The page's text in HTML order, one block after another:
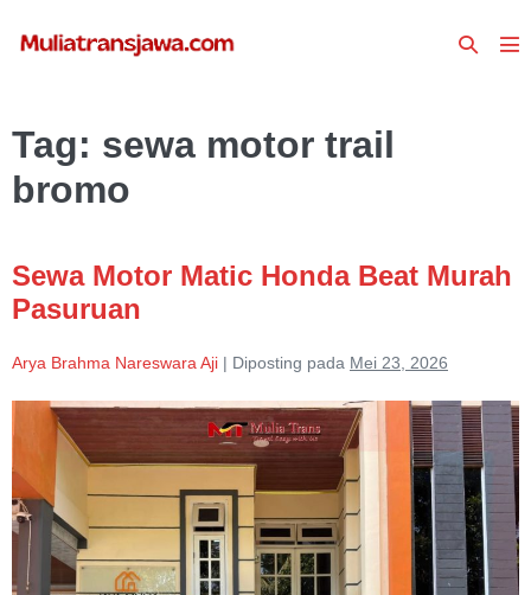
Toggle
Tag: sewa motor trail
bromo
Sewa Motor Matic Honda Beat Murah
Pasuruan
Arya Brahma Nareswara Aji | Diposting pada Mei 23, 2026
Sewa
Motor
Matic
Honda
Beat
Murah